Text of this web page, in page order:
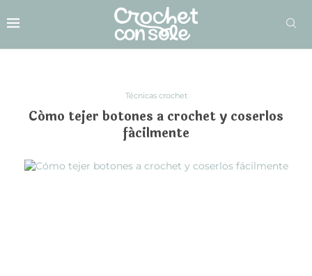
Técnicas crochet
Cómo tejer botones a crochet y coserlos
fácilmente